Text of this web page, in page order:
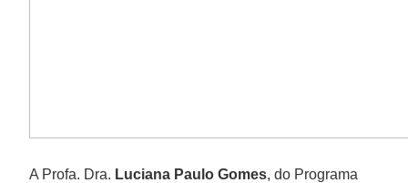
A Profa. Dra. Luciana Paulo Gomes, do Programa